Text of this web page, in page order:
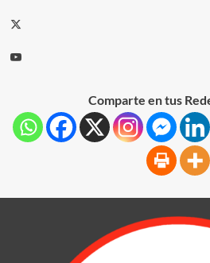
Comparte en tus